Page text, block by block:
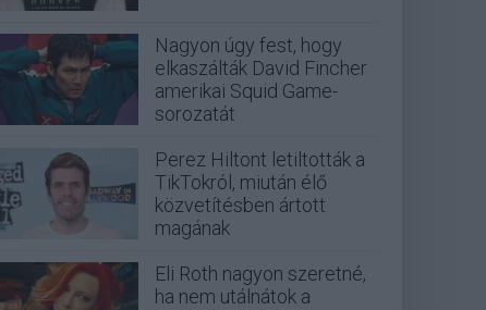
Nagyon úgy fest, hogy
elkaszálták David Fincher
amerikai Squid Game-
sorozatát
Perez Hiltont letiltották a
TikTokról, miután élő
közvetítésben ártott
magának
Eli Roth nagyon szeretné,
ha nem utálnátok a